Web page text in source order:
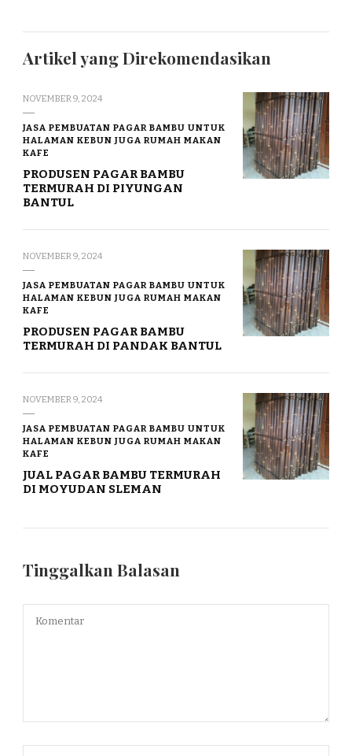
Artikel yang Direkomendasikan
NOVEMBER 9, 2024
JASA PEMBUATAN PAGAR BAMBU UNTUK
HALAMAN KEBUN JUGA RUMAH MAKAN
KAFE
PRODUSEN PAGAR BAMBU
TERMURAH DI PIYUNGAN
BANTUL
NOVEMBER 9, 2024
JASA PEMBUATAN PAGAR BAMBU UNTUK
HALAMAN KEBUN JUGA RUMAH MAKAN
KAFE
PRODUSEN PAGAR BAMBU
TERMURAH DI PANDAK BANTUL
NOVEMBER 9, 2024
JASA PEMBUATAN PAGAR BAMBU UNTUK
HALAMAN KEBUN JUGA RUMAH MAKAN
KAFE
JUAL PAGAR BAMBU TERMURAH
DI MOYUDAN SLEMAN
Tinggalkan Balasan